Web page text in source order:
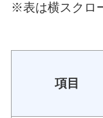
※表は横スクロ
項目